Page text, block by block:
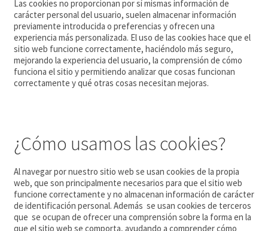
Las cookies no proporcionan por sí mismas información de
carácter personal del usuario, suelen almacenar información
previamente introducida o preferencias y ofrecen una
experiencia más personalizada. El uso de las cookies hace que el
sitio web funcione correctamente, haciéndolo más seguro,
mejorando la experiencia del usuario, la comprensión de cómo
funciona el sitio y permitiendo analizar que cosas funcionan
correctamente y qué otras cosas necesitan mejoras.
¿Cómo usamos las cookies?
Al navegar por nuestro sitio web se usan cookies de la propia
web, que son principalmente necesarios para que el sitio web
funcione correctamente y no almacenan información de carácter
de identificación personal. Además se usan cookies de terceros
que se ocupan de ofrecer una comprensión sobre la forma en la
que el sitio web se comporta, ayudando a comprender cómo